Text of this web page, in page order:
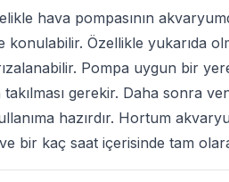
hava pompasının
Özellikle yukarıda
Pompa uygun bir
gerekir. Daha sonra
hazırdır. Hortum
bir kaç saat içerisinde tam